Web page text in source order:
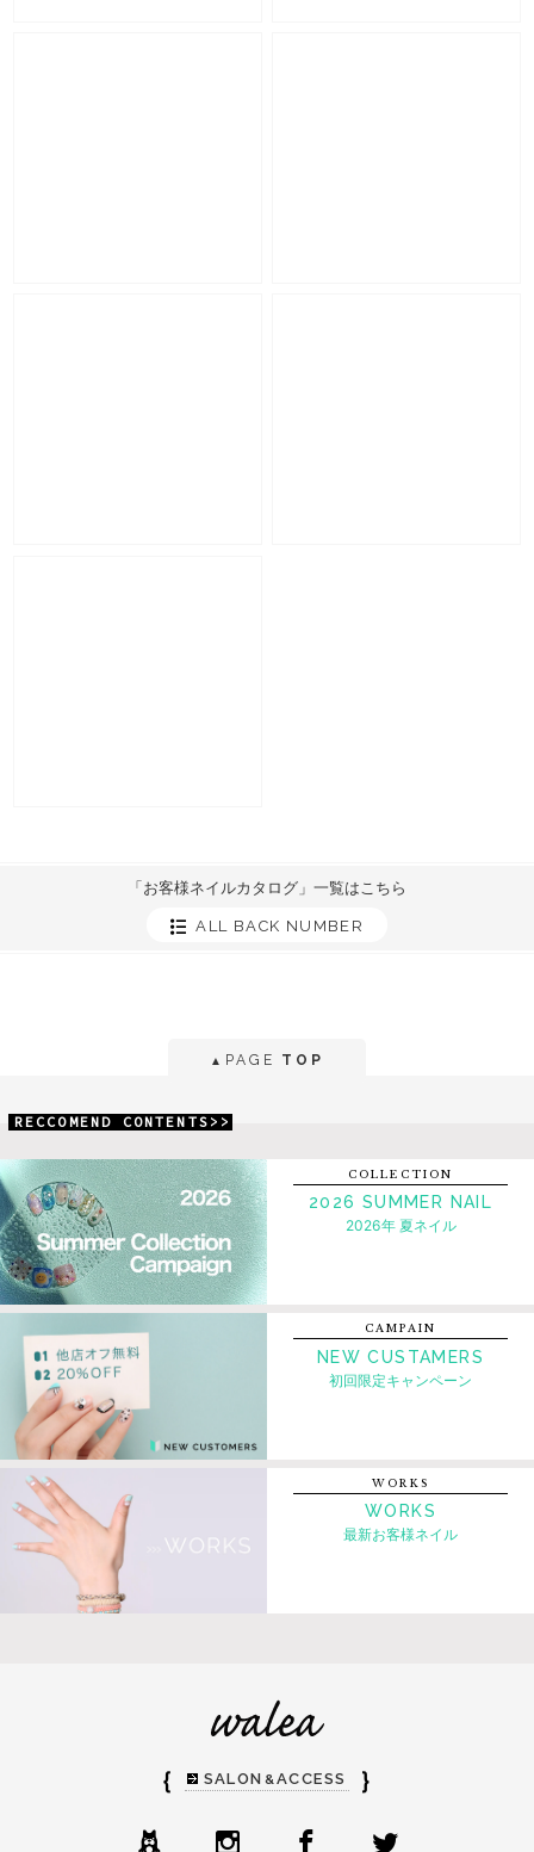
「お客様ネイルカタログ」一覧はこちら
ALL BACK NUMBER
▲ PAGE TOP
RECCOMEND CONTENTS>>
COLLECTION
2026 SUMMER NAIL
2026年 夏ネイル
CAMPAIN
NEW CUSTAMERS
初回限定キャンペーン
WORKS
WORKS
最新お客様ネイル
｛ SALON &ACCESS ｝